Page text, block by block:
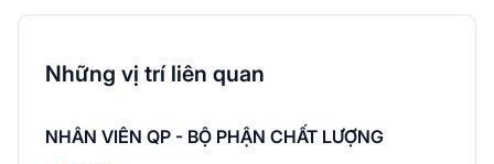
Những vị trí liên quan
NHÂN VIÊN QP - BỘ PHẬN CHẤT LƯỢNG